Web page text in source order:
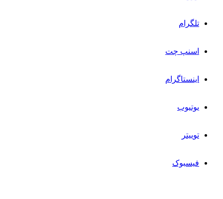
تلگرام
اسنپ چت
اینستاگرام
یوتیوب
توییتر
فیسبوک